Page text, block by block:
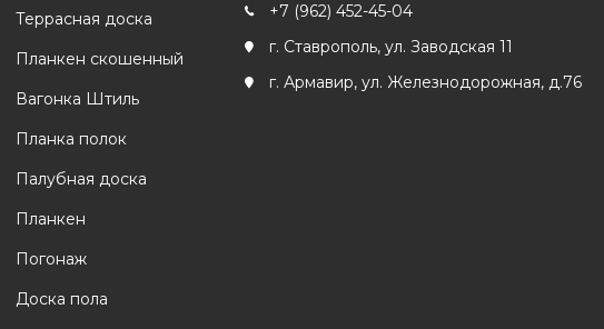
Террасная доска
Планкен скошенный
Вагонка Штиль
Планка полок
Палубная доска
Планкен
Погонаж
Доска пола
+7 (962) 452-45-04
г. Ставрополь, ул. Заводская 11
г. Армавир, ул. Железнодорожная, д.76